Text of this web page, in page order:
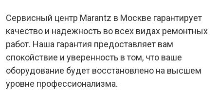
Сервисный центр Marantz в Москве гарантирует
качество и надежность во всех видах ремонтных
работ. Наша гарантия предоставляет вам
спокойствие и уверенность в том, что ваше
оборудование будет восстановлено на высшем
уровне профессионализма.